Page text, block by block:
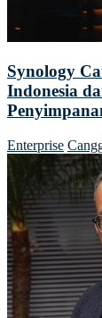
Synology
Indonesia
Enterprise